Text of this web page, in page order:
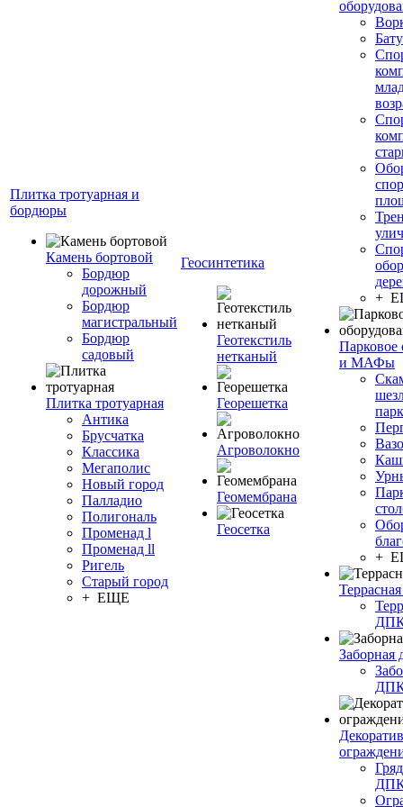
Плитка тротуарная и
бордюры
Камень бортовой
Бордюр
дорожный
Бордюр
магистральный
Бордюр
садовый
Плитка тротуарная
Антика
Брусчатка
Классика
Мегаполис
Новый город
Палладио
Полигональ
Променад l
Променад ll
Ригель
Старый город
+ ЕЩЕ
Геосинтетика
Геотекстиль
нетканый
Георешетка
Агроволокно
Геомембрана
Геосетка
+
Парковое
и МАФы
+
Заборная